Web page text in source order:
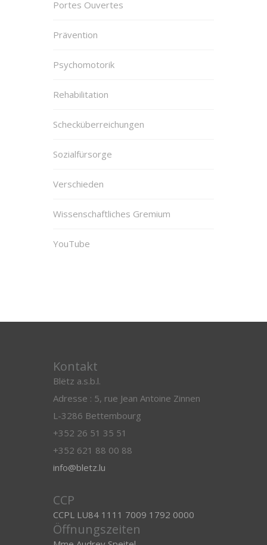
Portes Ouvertes
Prävention
Psychomotorik
Rehabilitation
Schecküberreichungen
Sozialfürsorge
Verschieden
Wissenschaftliches Gremium
YouTube
Kontakt
Blëtz a.s.b.l.
Adresse : 5, rue Jean Antoine Zinnen
L-3286 Bettembourg
+352 26 51 35 51
+352 621 88 00 88
info@bletz.lu
CCP
CCPL LU84 1111 7009 1792 0000
Öffnungszeiten